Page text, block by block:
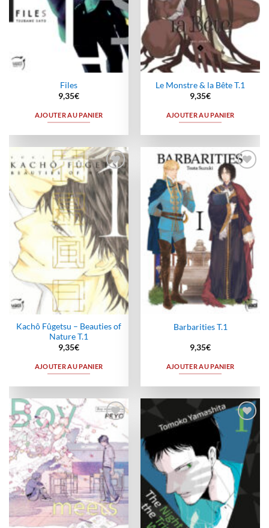
Files
9,35€
AJOUTER AU PANIER
Le Monstre & la Bête T.1
9,35€
AJOUTER AU PANIER
Ajouter
à la
wishlist
Kachô Fûgetsu – Beauties of
Nature T.1
9,35€
AJOUTER AU PANIER
Ajouter
à la
wishlist
Barbarities T.1
9,35€
AJOUTER AU PANIER
Ajouter
à la
wishlist
Ajouter
wishlist